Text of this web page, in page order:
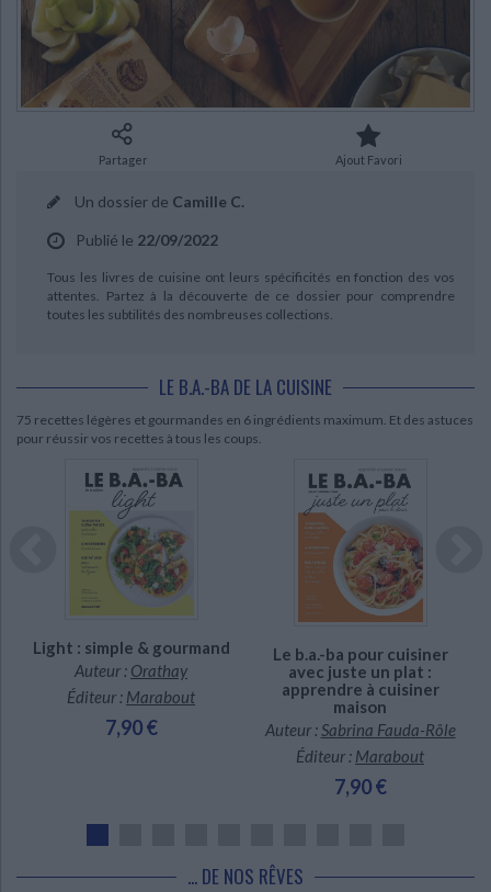
CHARGEMENT...
Bibliothèque de la Pléiade Critique et histoire littéraire
Classiques scolaires Littérature ancienne et médiévale
Littérature de voyage Audio - Livres lus
Littérature en version originale Humour
Ecologie - Environnement Religions - Spiritualités
Histoire de France Biographies historiques
Histoire - Généralités Histoire des pays
Histoire ancienne Géographie
Culture scientifique
Danse
Partager Ajout Favori
Un dossier de Camille C.
Publié le 22/09/2022
Tous les livres de cuisine ont leurs spécificités en fonction des vos
attentes. Partez à la découverte de ce dossier pour comprendre
toutes les subtilités des nombreuses collections.
LE B.A.-BA DE LA CUISINE
75 recettes légères et gourmandes en 6 ingrédients maximum. Et des astuces
pour réussir vos recettes à tous les coups.
Indisponible
Light : simple & gourmand
Auteur : Orathay
Éditeur : Marabout
7,90 €
Indisponible
Le b.a.-ba pour cuisiner
avec juste un plat :
apprendre à cuisiner
maison
Auteur :Sabrina Fauda-Rôle
Éditeur : Marabout
7,90 €
... DE NOS RÊVES